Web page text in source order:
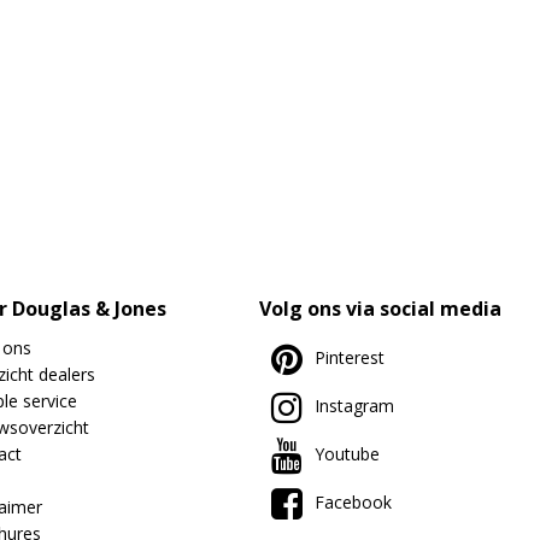
Douglas & Jones
dealers
service
Volg ons via social media
Pinterest
Instagram
Youtube
Facebook